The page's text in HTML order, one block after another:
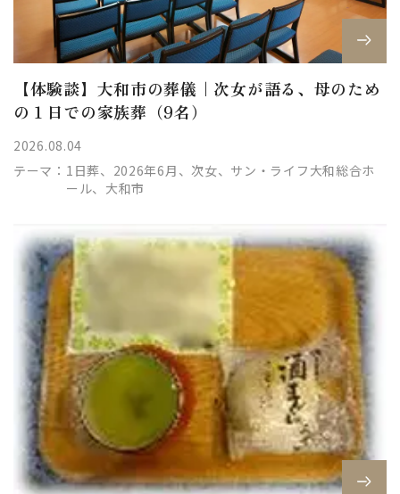
【体験談】大和市の葬儀｜次女が語る、母のため
の１日での家族葬（9名）
2026.08.04
テーマ： 1日葬、2026年6月、次女、サン・ライフ大和総合ホ
ール、大和市